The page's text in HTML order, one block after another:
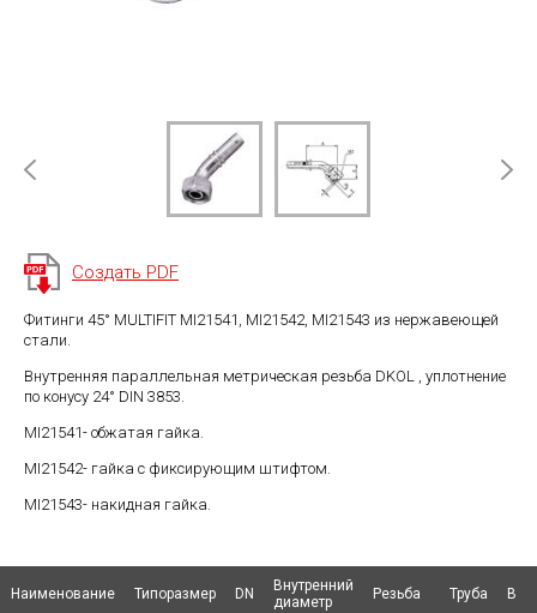
Создать PDF
Фитинги 45° MULTIFIT MI21541, MI21542, MI21543 из нержавеющей
стали.
Внутренняя параллельная метрическая резьба DKOL , уплотнение
по конусу 24° DIN 3853.
MI21541- обжатая гайка.
MI21542- гайка с фиксирующим штифтом.
MI21543- накидная гайка.
Наименование Типоразмер DN
Внутренний
диаметр
Резьба Труба B
Наименование
Наименование
Наименование Типоразмер DN
Внутренний
диаметр
Резьба Труба B